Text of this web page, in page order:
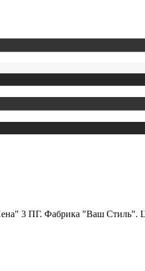
3 ПГ. Фабрика "Ваш Стиль".